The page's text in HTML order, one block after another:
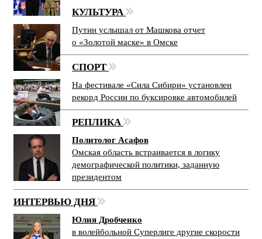
КУЛЬТУРА
Путин услышал от Машкова отчет
о «Золотой маске» в Омске
СПОРТ
На фестивале «Сила Сибири» установлен
рекорд России по буксировке автомобилей
РЕПЛИКА
Политолог Асафов
Омская область встраивается в логику
демографической политики, заданную
президентом
ИНТЕРВЬЮ ДНЯ
Юлия Дробченко
в волейбольной Суперлиге другие скорости